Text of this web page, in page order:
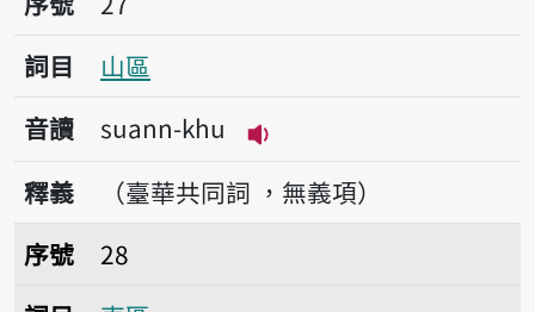
詞目
山區
音讀
suann-khu
播放音讀suann-khu
釋義
（臺華共同詞 ，無義項）
序號28東區
序號
28